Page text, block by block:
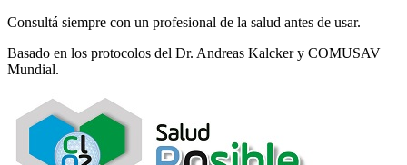
Consultá siempre con un profesional de la salud antes de usar.
Basado en los protocolos del Dr. Andreas Kalcker y COMUSAV
Mundial.